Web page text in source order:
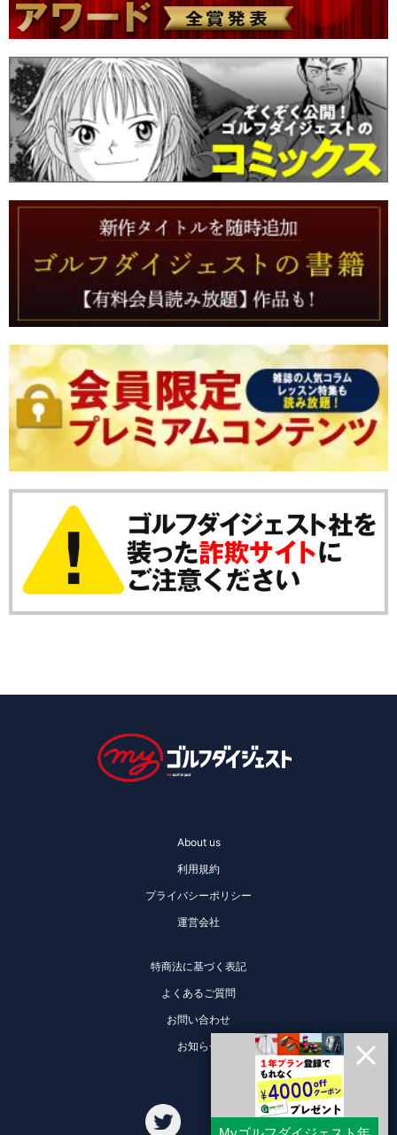
About us
利用規約
プライバシーポリシー
運営会社
特商法に基づく表記
よくあるご質問
お問い合わせ
お知らせ